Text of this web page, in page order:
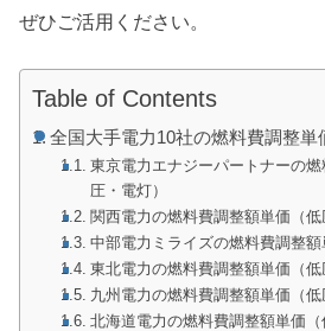
ぜひご活用ください。
Table of Contents
全国大手電力10社の燃料費調整単
東京電力エナジーパートナーの
圧・電灯）
関西電力の燃料費調整額単価（低
中部電力ミライズの燃料費調整額
東北電力の燃料費調整額単価（低
九州電力の燃料費調整額単価（低
北海道電力の燃料費調整額単価（